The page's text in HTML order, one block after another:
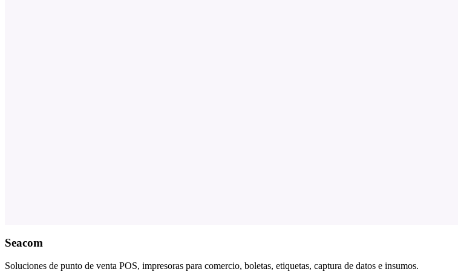
Seacom
Soluciones de punto de venta POS, impresoras para comercio, boletas, etiquetas, captura de datos e insumos.